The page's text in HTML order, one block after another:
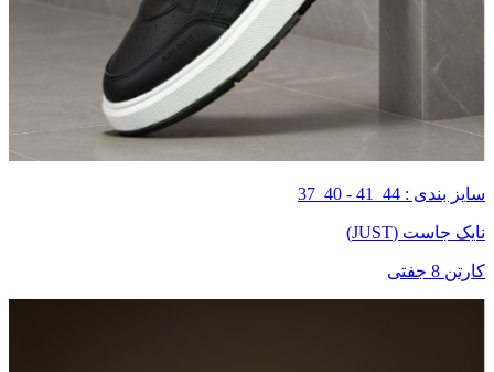
سایز بندی : 44_41 - 40_37
نایک جاست (JUST)
کارتن 8 جفتی